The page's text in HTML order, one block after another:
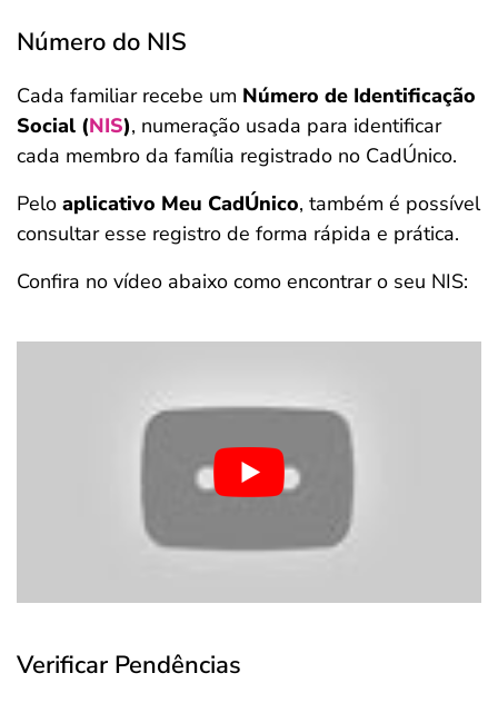
Número do NIS
Cada familiar recebe um Número de Identificação
Social (NIS), numeração usada para identificar
cada membro da família registrado no CadÚnico.
Pelo aplicativo Meu CadÚnico, também é possível
consultar esse registro de forma rápida e prática.
Confira no vídeo abaixo como encontrar o seu NIS:
Verificar Pendências